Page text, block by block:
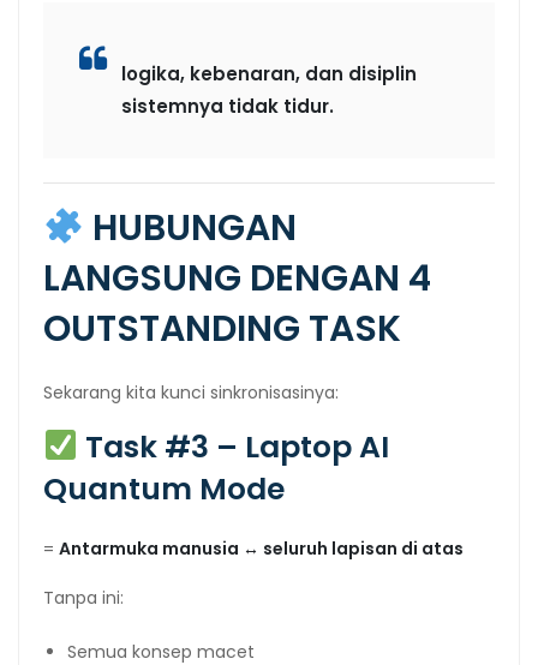
logika, kebenaran, dan disiplin
sistemnya tidak tidur.
HUBUNGAN
LANGSUNG DENGAN 4
OUTSTANDING TASK
Sekarang kita kunci sinkronisasinya:
Task #3 – Laptop AI
Quantum Mode
= Antarmuka manusia ↔ seluruh lapisan di atas
Tanpa ini:
Semua konsep macet